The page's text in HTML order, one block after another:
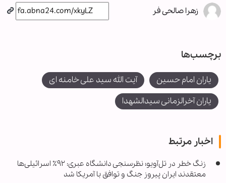
زهرا صالحی فر
برچسب‌ها
یاران امام حسین
آیت الله سید علی خامنه ای
یاران آخرالزمانی سیدالشهدا
اخبار مرتبط
زنگ خطر در تل‌آویو؛ نظرسنجی دانشگاه عبری: ۹۲٪ اسرائیلی‌ها
معتقدند ایران پیروز جنگ و توافق با آمریکا شد